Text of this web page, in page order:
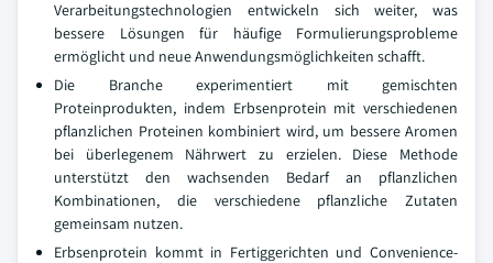
Verarbeitungstechnologien entwickeln sich weiter, was
bessere Lösungen für häufige Formulierungsprobleme
ermöglicht und neue Anwendungsmöglichkeiten schafft.
Die Branche experimentiert mit gemischten
Proteinprodukten, indem Erbsenprotein mit verschiedenen
pflanzlichen Proteinen kombiniert wird, um bessere Aromen
bei überlegenem Nährwert zu erzielen. Diese Methode
unterstützt den wachsenden Bedarf an pflanzlichen
Kombinationen, die verschiedene pflanzliche Zutaten
gemeinsam nutzen.
Erbsenprotein kommt in Fertiggerichten und Convenience-